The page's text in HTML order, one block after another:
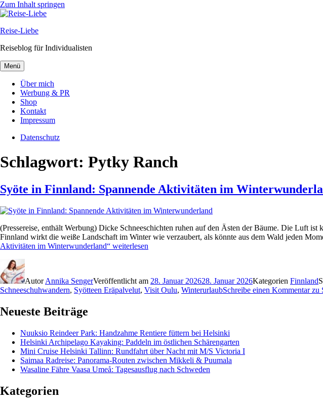
Zum Inhalt springen
Reise-Liebe
Reiseblog für Individualisten
Menü
Über mich
Werbung & PR
Shop
Kontakt
Impressum
Datenschutz
Schlagwort: Pytky Ranch
Syöte in Finnland: Spannende Aktivitäten im
(Pressereise, enthält Werbung) Dicke Schneeschichten ruhen auf den Ästen der Bäume. Die Luft
Finnland wirkt die weiße Landschaft im Winter wie verzaubert, als könnte aus dem Wald jeden
Aktivitäten im Winterwunderland“ weiterlesen
AutorAnnika SengerVeröffentlicht am 28. Januar 202628. Januar 2026Kategorien Finnland
Schneeschuhwandern, Syötteen Eräpalvelut, Visit Oulu, WinterurlaubSchreibe einen Kommentarzu
Neueste Beiträge
Nuuksio Reindeer Park: Handzahme Rentiere füttern bei Helsinki
Helsinki Archipelago Kayaking: Paddeln im östlichen Schärengarten
Mini Cruise Helsinki Tallinn: Rundfahrt über Nacht mit M/S Victoria I
Saimaa Radreise: Panorama-Routen zwischen Mikkeli & Puumala
Wasaline Fähre Vaasa Umeå: Tagesausflug nach Schweden
Kategorien